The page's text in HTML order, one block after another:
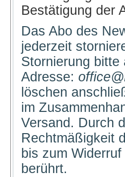
Bestätigung der
Das Abo des
jederzeit
Stornierung bitte
Adresse:
löschen
im
Versand. Durch
Rechtmäßigkeit
bis zum
berührt.